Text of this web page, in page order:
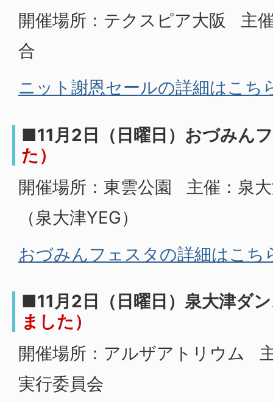
開催場所：テクスピア大阪 主
合
ニット謝恩セールの詳細はこち
■11月2日（日曜日）おづみん
た）
開催場所：東雲公園 主催：泉
（泉大津YEG）
おづみんフェスタの詳細はこち
■11月2日（日曜日）泉大津ダ
ました）
開催場所：アルザアトリウム
実行委員会